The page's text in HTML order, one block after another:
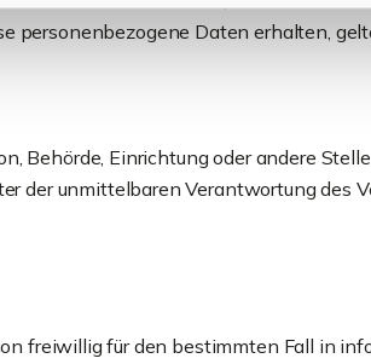
personenbezogene Daten erhalten,
Behörde, Einrichtung oder andere
der unmittelbaren Verantwortung des
freiwillig für den bestimmten Fall in